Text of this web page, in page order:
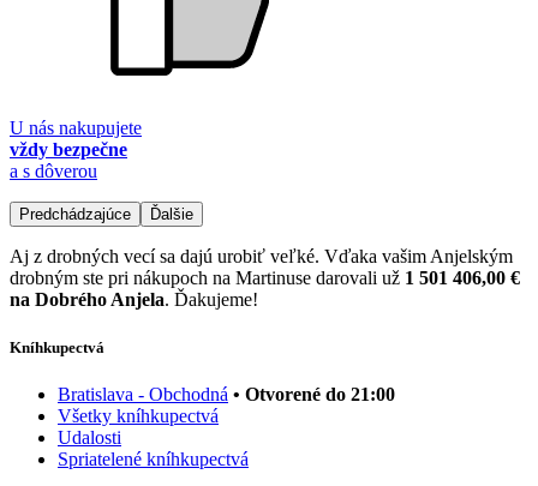
U nás nakupujete
vždy bezpečne
a s dôverou
Predchádzajúce Ďalšie
Aj z drobných vecí sa dajú urobiť veľké. Vďaka vašim Anjelským
drobným ste pri nákupoch na Martinuse darovali už 1 501 406,00 €
na Dobrého Anjela. Ďakujeme!
Kníhkupectvá
Bratislava - Obchodná • Otvorené do 21:00
Všetky kníhkupectvá
Udalosti
Spriatelené kníhkupectvá